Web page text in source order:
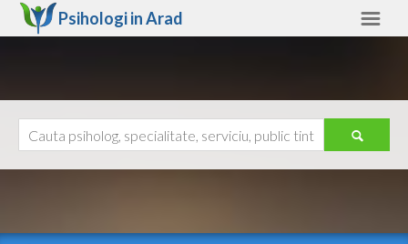
Psihologi inArad
Arad
Ajutor